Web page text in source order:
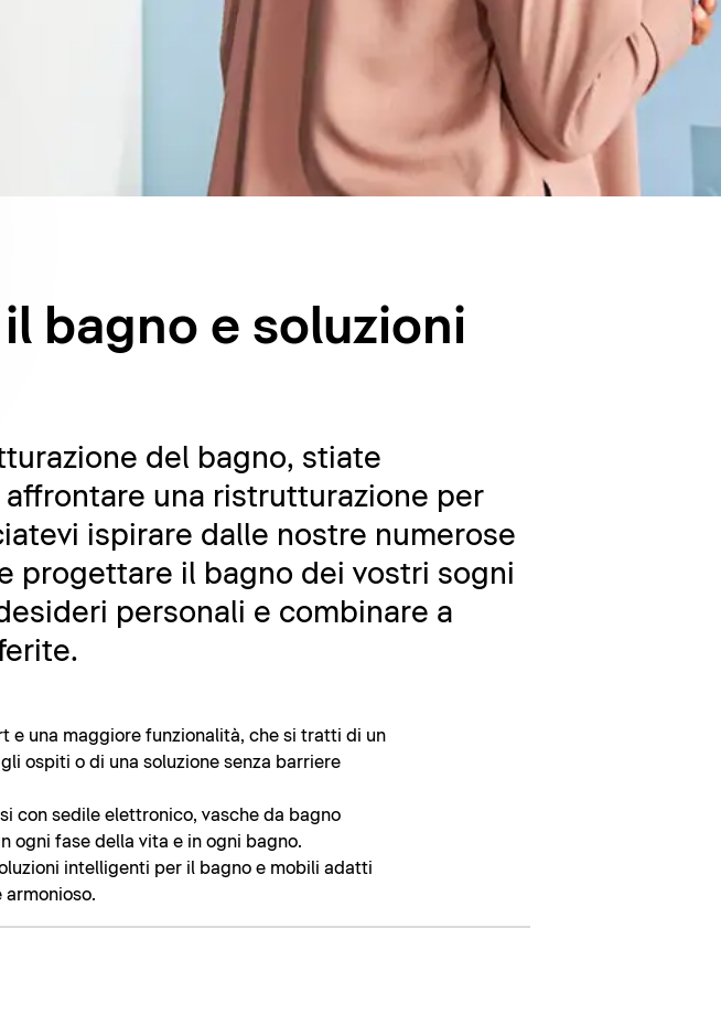
bagno e soluzioni
del bagno, stiate
una ristrutturazione per
ispirare dalle nostre numerose
progettare il bagno dei vostri sogni
personali e combinare a
e una maggiore funzionalità, che si tratti di un
ospiti o di una soluzione senza barriere
con sedile elettronico, vasche da bagno
ogni fase della vita e in ogni bagno.
intelligenti per il bagno e mobili adatti
armonioso.